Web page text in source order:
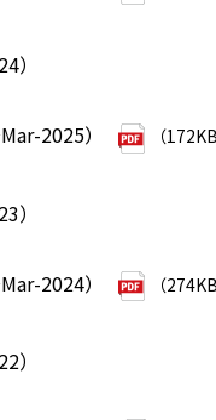
）
2025） （
）
2024） （
）